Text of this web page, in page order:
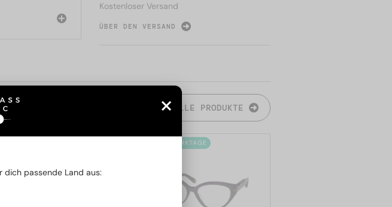
Kostenloser Versand
ÜBER DEN VERSAND
ALLE PRODUKTE
2-4 WERKTAGE
dich passende Land aus: